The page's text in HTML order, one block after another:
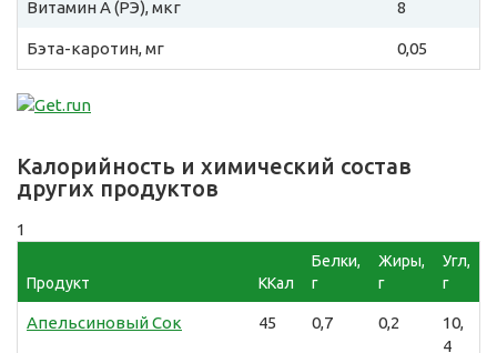
Витамин A (РЭ), мкг 8
Бэта-каротин, мг 0,05
Калорийность и химический состав
других продуктов
1
Продукт ККал
Белки,
г
Жиры,
г
Угл,
г
Апельсиновый Сок 45 0,7 0,2
10,
4